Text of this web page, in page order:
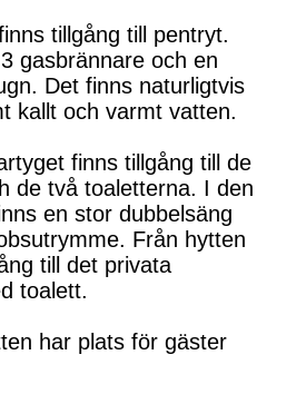
tillgång till pentryt.
gasbrännare och en
Det finns naturligtvis
kallt och varmt vatten.
finns tillgång till de
de två toaletterna. I den
en stor dubbelsäng
Från hytten
till det privata
toalett.
har plats för gäster